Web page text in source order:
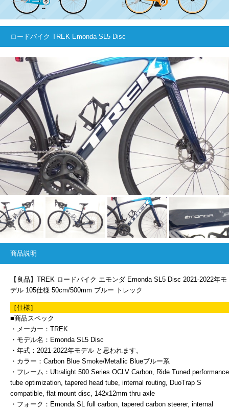
ロードバイク TREK Emonda SL5 Disc
商品説明
【良品】TREK ロードバイク エモンダ Emonda SL5 Disc 2021-2022年モ
デル 105仕様 50cm/500mm ブルー トレック
［仕様］
■商品スペック
・メーカー：TREK
・モデル名：Emonda SL5 Disc
・年式：2021-2022年モデル と思われます。
・カラー：Carbon Blue Smoke/Metallic Blueブルー系
・フレーム：Ultralight 500 Series OCLV Carbon, Ride Tuned performance
tube optimization, tapered head tube, internal routing, DuoTrap S
compatible, flat mount disc, 142x12mm thru axle
・フォーク：Emonda SL full carbon, tapered carbon steerer, internal